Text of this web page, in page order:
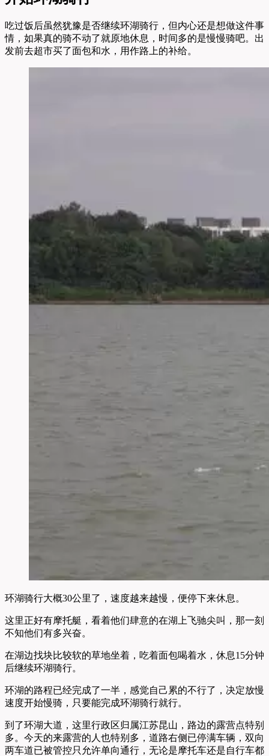
吃过饭后虽然犹豫是否继续环湖骑行，但内心还是想做这件事
情，如果真的骑不动了就原地休息，时间多的是慢慢骑吧。出
发前去超市买了面包和水，用作路上的补给。
环湖骑行大概30公里了，速度越来越慢，便停下来休息。
这里正好有摩托艇，看着他们肆意的在湖上飞驰尖叫，那一刻
不知他们有多兴奋。
在湖边找块比较软的草地坐着，吃着面包喝着水，休息15分钟
后继续环湖骑行。
环湖的路程已经完成了一半，感觉自己累的不行了，决定放慢
速度开始慢骑，只要能完成环湖骑行就行。
到了环湖大道，这里行政区归属江苏昆山，路边的露营点特别
多。今天的来露营的人也特别多，道路右侧已停满车辆，双向
两车道已被管控只允许单向通行，无论是摩托车还是自行车都